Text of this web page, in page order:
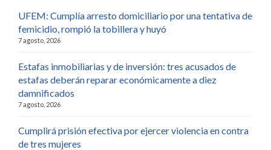
UFEM: Cumplía arresto domiciliario por una tentativa de
femicidio, rompió la tobillera y huyó
7 agosto, 2026
Estafas inmobiliarias y de inversión: tres acusados de
estafas deberán reparar económicamente a diez
damnificados
7 agosto, 2026
Cumplirá prisión efectiva por ejercer violencia en contra
de tres mujeres